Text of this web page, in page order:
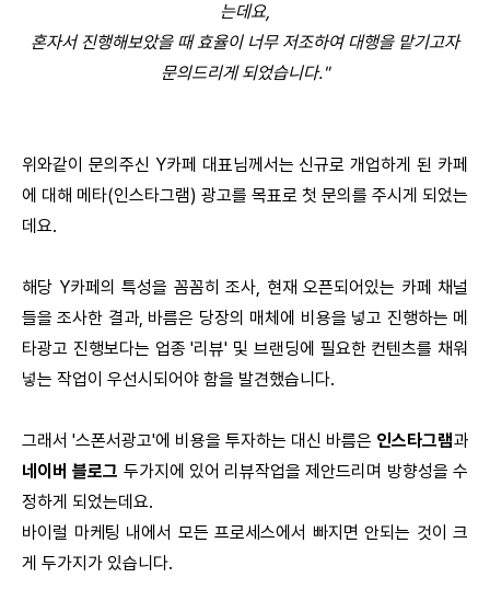
는데요,
혼자서 진행해보았을 때 효율이 너무 저조하여 대행을 맡기고자
문의드리게 되었습니다."
위와같이 문의주신 Y카페 대표님께서는 신규로 개업하게 된 카페
에 대해 메타(인스타그램) 광고를 목표로 첫 문의를 주시게 되었는
데요.
해당 Y카페의 특성을 꼼꼼히 조사, 현재 오픈되어있는 카페 채널
들을 조사한 결과, 바름은 당장의 매체에 비용을 넣고 진행하는 메
타광고 진행보다는 업종 '리뷰' 및 브랜딩에 필요한 컨텐츠를 채워
넣는 작업이 우선시되어야 함을 발견했습니다.
그래서 '스폰서광고'에 비용을 투자하는 대신 바름은 인스타그램과
네이버 블로그 두가지에 있어 리뷰작업을 제안드리며 방향성을 수
정하게 되었는데요.
바이럴 마케팅 내에서 모든 프로세스에서 빠지면 안되는 것이 크
게 두가지가 있습니다.